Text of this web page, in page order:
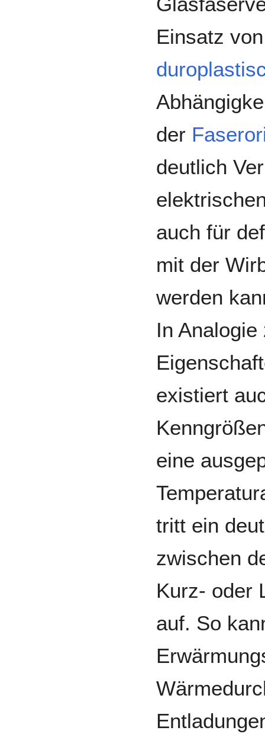
Einsatz
der
deutlich
auch für
mit der
werden
In
existiert
eine
tritt ein
zwischen
Kurz- oder
auf. So